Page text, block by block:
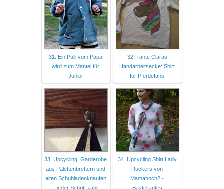
31. Ein Pulli vom Papa
wird zum Mantel für
Junior
32. Tante Claras
Handarbeitsecke: Shirt
für Pferdefans
33. Upcycling: Garderobe
aus Palettenbrettern und
alten Schubladenknaufen
34. Upcycling Shirt Lady
Rockers von
Mamahoch2 -